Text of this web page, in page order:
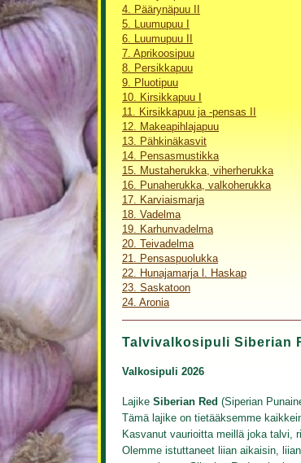
4. Päärynäpuu II
5. Luumupuu I
6. Luumupuu II
7. Aprikoosipuu
8. Persikkapuu
9. Pluotipuu
10. Kirsikkapuu I
11. Kirsikkapuu ja -pensas II
12. Makeapihlajapuu
13. Pähkinäkasvit
14. Pensasmustikka
15. Mustaherukka, viherherukka
16. Punaherukka, valkoherukka
17. Karviaismarja
18. Vadelma
19. Karhunvadelma
20. Teivadelma
21. Pensaspuolukka
22. Hunajamarja l. Haskap
23. Saskatoon
24. Aronia
Talvivalkosipuli Siberian
Valkosipuli 2026
Lajike Siberian Red (Siperian
Tämä lajike on tietääksemme
Kasvanut vaurioitta meillä joka talvi,
Olemme istuttaneet liian aikaisin,